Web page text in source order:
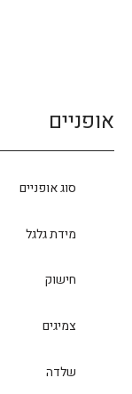
אופניים
סוג אופניים
מידת גלגל
חישוק
צמיגים
שלדה